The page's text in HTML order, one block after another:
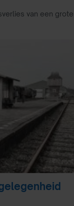
van een grote